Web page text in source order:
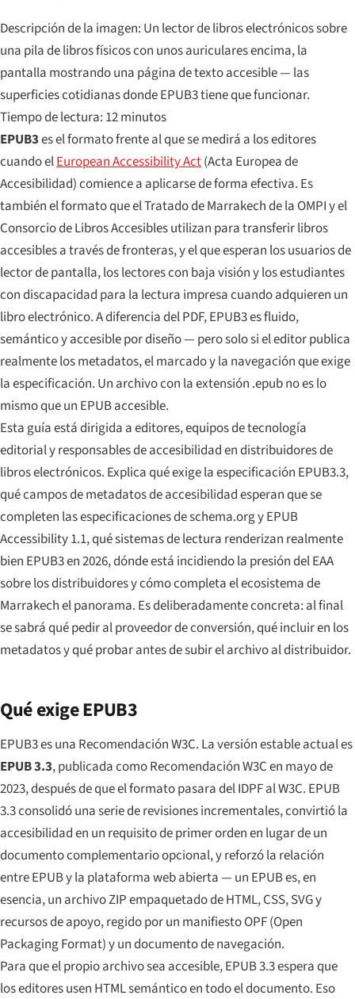
Descripción de la imagen: Un lector de libros electrónicos sobre
una pila de libros físicos con unos auriculares encima, la
pantalla mostrando una página de texto accesible — las
superficies cotidianas donde EPUB3 tiene que funcionar.
Tiempo de lectura: 12 minutos
EPUB3es el formato frente al que se medirá a los editores
cuando elEuropean Accessibility Act(Acta Europea de
Accesibilidad) comience a aplicarse de forma efectiva. Es
también el formato que el Tratado de Marrakech de la OMPI y el
Consorcio de Libros Accesibles utilizan para transferir libros
accesibles a través de fronteras, y el que esperan los usuarios de
lector de pantalla, los lectores con baja visión y los estudiantes
con discapacidad para la lectura impresa cuando adquieren un
libro electrónico. A diferencia del PDF, EPUB3 es fluido,
semántico y accesible por diseño — pero solo si el editor publica
realmente los metadatos, el marcado y la navegación que exige
la especificación. Un archivo con la extensión .epub no es lo
mismo que un EPUB accesible.
Esta guía está dirigida a editores, equipos de tecnología
editorial y responsables de accesibilidad en distribuidores de
libros electrónicos. Explica qué exige la especificación EPUB3.3,
qué campos de metadatos de accesibilidad esperan que se
completen las especificaciones de schema.org y EPUB
Accessibility 1.1, qué sistemas de lectura renderizan realmente
bien EPUB3 en 2026, dónde está incidiendo la presión del EAA
sobre los distribuidores y cómo completa el ecosistema de
Marrakech el panorama. Es deliberadamente concreta: al final
se sabrá qué pedir al proveedor de conversión, qué incluir en los
metadatos y qué probar antes de subir el archivo al distribuidor.
Qué exige EPUB3
EPUB3 es una Recomendación W3C. La versión estable actual es
EPUB 3.3, publicada como Recomendación W3C en mayo de
2023, después de que el formato pasara del IDPF al W3C. EPUB
3.3 consolidó una serie de revisiones incrementales, convirtió la
accesibilidad en un requisito de primer orden en lugar de un
documento complementario opcional, y reforzó la relación
entre EPUB y la plataforma web abierta — un EPUB es, en
esencia, un archivo ZIP empaquetado de HTML, CSS, SVG y
recursos de apoyo, regido por un manifiesto OPF (Open
Packaging Format) y un documento de navegación.
Para que el propio archivo sea accesible, EPUB 3.3 espera que
los editores usen HTML semántico en todo el documento. Eso